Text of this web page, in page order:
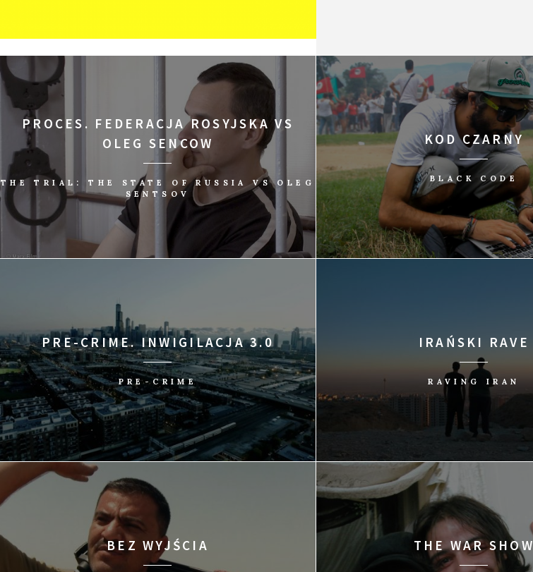
PROCES. FEDERACJA ROSYJSKA VS
OLEG SENCOW
THE TRIAL: THE STATE OF RUSSIA VS OLEG
SENTSOV
KOD CZARNY
BLACK CODE
PRE-CRIME. INWIGILACJA 3.0
PRE-CRIME
IRAŃSKI RAVE
RAVING IRAN
BEZ WYJŚCIA THE WAR SHOW